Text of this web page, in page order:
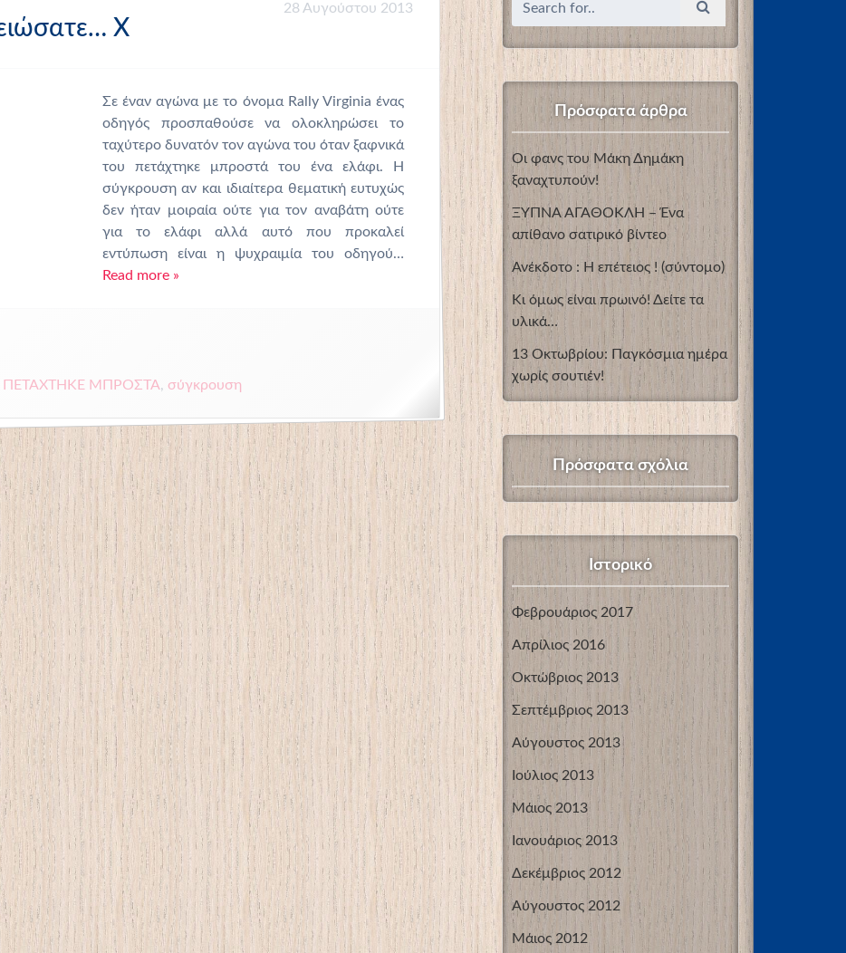
28 Αυγούστου 2013
Χ
Σε έναν αγώνα με το όνομα Rally Virginia ένας
οδηγός προσπαθούσε να ολοκληρώσει το
ταχύτερο δυνατόν τον αγώνα του όταν ξαφνικά
του πετάχτηκε μπροστά του ένα ελάφι. Η
σύγκρουση αν και ιδιαίτερα θεματική ευτυχώς
δεν ήταν μοιραία ούτε για τον αναβάτη ούτε
για το ελάφι αλλά αυτό που προκαλεί
εντύπωση είναι η ψυχραιμία του οδηγού…
Read more »
ΠΕΤΑΧΤΗΚΕ ΜΠΡΟΣΤΑ, σύγκρουση
Πρόσφατα άρθρα
Οι φανς του Μάκη Δημάκη
ξαναχτυπούν!
ΞΥΠΝΑ ΑΓΑΘΟΚΛΗ – Ένα
απίθανο σατιρικό βίντεο
Ανέκδοτο : Η επέτειος ! (σύντομο)
Κι όμως είναι πρωινό! Δείτε τα
υλικά…
13 Οκτωβρίου: Παγκόσμια ημέρα
χωρίς σουτιέν!
Πρόσφατα σχόλια
Ιστορικό
Φεβρουάριος 2017
Απρίλιος 2016
Οκτώβριος 2013
Σεπτέμβριος 2013
Αύγουστος 2013
Ιούλιος 2013
Μάιος 2013
Ιανουάριος 2013
Δεκέμβριος 2012
Αύγουστος 2012
Μάιος 2012